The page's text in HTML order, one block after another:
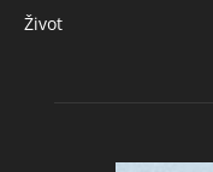
Život